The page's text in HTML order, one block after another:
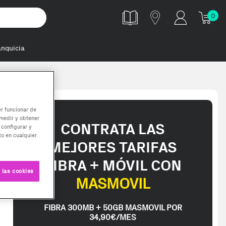
0
CONTRATA LAS
MEJORES TARIFAS
FIBRA + MÓVIL CON
MASMOVIL
FIBRA 300MB + 50GB MASMOVIL POR
34,90€/MES
funcionar de
y obtener
y
en cualquier
cookies